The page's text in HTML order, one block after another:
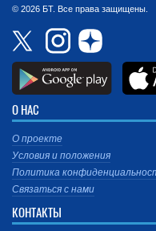
© 2026 БТ. Все права защищены.
О НАС
О проекте
Условия и положения
Политика
Связаться с нами
КОНТАКТЫ